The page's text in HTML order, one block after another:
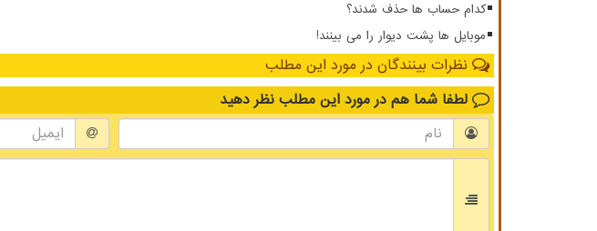
کدام حساب ها حذف شدند؟
موبایل ها پشت دیوار را می بینند!
نظرات بینندگان در مورد این مطلب
لطفا شما هم در مورد این مطلب نظر دهید